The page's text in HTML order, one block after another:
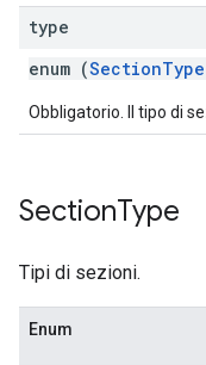
type
enum (SectionType
Obbligatorio. Il tipo di
SectionType
Tipi di sezioni.
Enum